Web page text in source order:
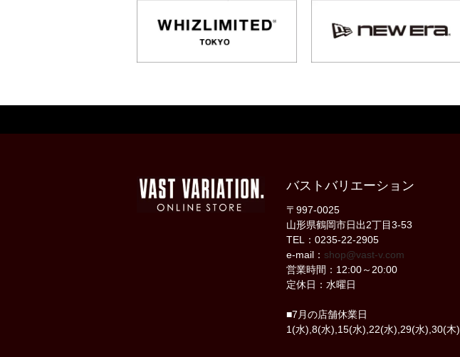
バストバリエーション
〒997-0025
山形県鶴岡市日出2丁目3-53
TEL：0235-22-2905
e-mail： shop@vast-v.com
営業時間：12:00～20:00
定休日：水曜日
■7月の店舗休業日
1(水),8(水),15(水),22(水),29(水),30(木)